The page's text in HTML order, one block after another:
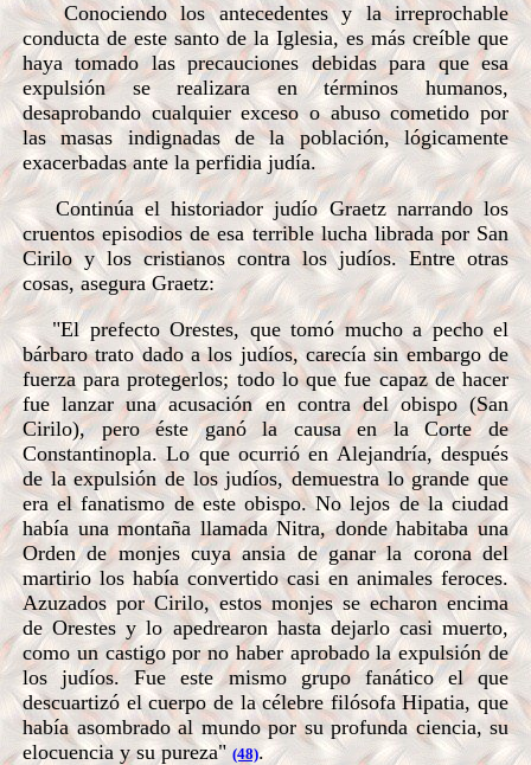
Conociendo los antecedentes y la irreprochable
conducta de este santo de la Iglesia, es más creíble que
haya tomado las precauciones debidas para que esa
expulsión se realizara en términos humanos,
desaprobando cualquier exceso o abuso cometido por
las masas indignadas de la población, lógicamente
exacerbadas ante la perfidia judía.
Continúa el historiador judío Graetz narrando los
cruentos episodios de esa terrible lucha librada por San
Cirilo y los cristianos contra los judíos. Entre otras
cosas, asegura Graetz:
"El prefecto Orestes, que tomó mucho a pecho el
bárbaro trato dado a los judíos, carecía sin embargo de
fuerza para protegerlos; todo lo que fue capaz de hacer
fue lanzar una acusación en contra del obispo (San
Cirilo), pero éste ganó la causa en la Corte de
Constantinopla. Lo que ocurrió en Alejandría, después
de la expulsión de los judíos, demuestra lo grande que
era el fanatismo de este obispo. No lejos de la ciudad
había una montaña llamada Nitra, donde habitaba una
Orden de monjes cuya ansia de ganar la corona del
martirio los había convertido casi en animales feroces.
Azuzados por Cirilo, estos monjes se echaron encima
de Orestes y lo apedrearon hasta dejarlo casi muerto,
como un castigo por no haber aprobado la expulsión de
los judíos. Fue este mismo grupo fanático el que
descuartizó el cuerpo de la célebre filósofa Hipatia, que
había asombrado al mundo por su profunda ciencia, su
elocuencia y su pureza" (48).